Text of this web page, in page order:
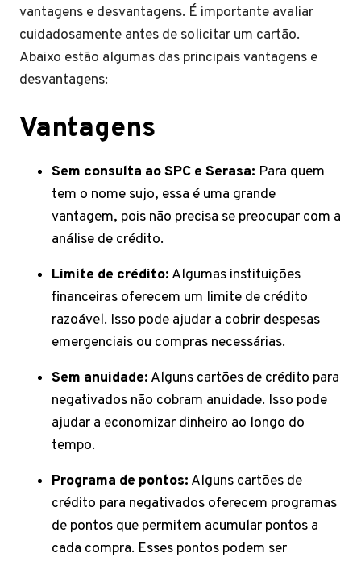
vantagens e desvantagens. É importante avaliar
cuidadosamente antes de solicitar um cartão.
Abaixo estão algumas das principais vantagens e
desvantagens:
Vantagens
Sem consulta ao SPC e Serasa: Para quem
tem o nome sujo, essa é uma grande
vantagem, pois não precisa se preocupar com a
análise de crédito.
Limite de crédito: Algumas instituições
financeiras oferecem um limite de crédito
razoável. Isso pode ajudar a cobrir despesas
emergenciais ou compras necessárias.
Sem anuidade: Alguns cartões de crédito para
negativados não cobram anuidade. Isso pode
ajudar a economizar dinheiro ao longo do
tempo.
Programa de pontos: Alguns cartões de
crédito para negativados oferecem programas
de pontos que permitem acumular pontos a
cada compra. Esses pontos podem ser